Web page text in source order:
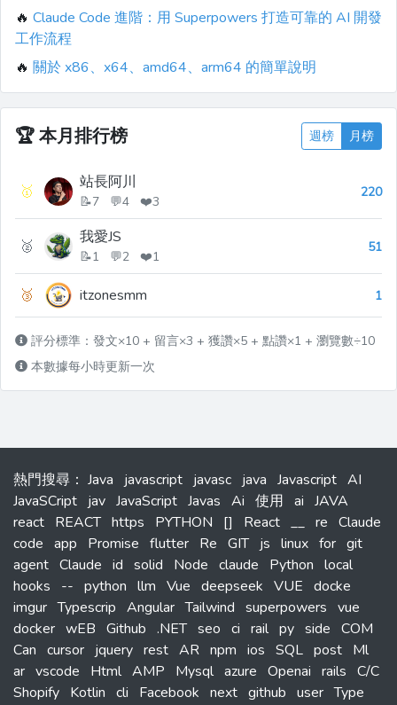
🔥 Claude Code 進階：用 Superpowers 打造可靠的 AI 開發
工作流程
🔥 關於 x86、x64、amd64、arm64 的簡單說明
🏆本月排行榜 週榜 月榜
🥇 站長阿川
📝7 💬4 ❤️3
220
🥈 我愛JS
📝1 💬2 ❤️1
51
🥉 itzonesmm 1
評分標準：發文×10 + 留言×3 + 獲讚×5 + 點讚×1 + 瀏覽數÷10
本數據每小時更新一次
熱門搜尋 ： Java javascript javasc java Javascript AI
JavaSCript jav JavaScript Javas Ai 使用 ai JAVA
react REACT https PYTHON [] React __ re Claude
code app Promise flutter Re GIT js linux for git
agent Claude id solid Node claude Python local
hooks
-- python llm Vue deepseek VUE docke
imgur Typescrip Angular Tailwind superpowers vue
docker wEB Github .NET seo ci rail py side COM
Can cursor jquery rest AR npm ios SQL post Ml
ar vscode Html AMP Mysql azure Openai rails C/C
Shopify Kotlin cli Facebook next github user Type